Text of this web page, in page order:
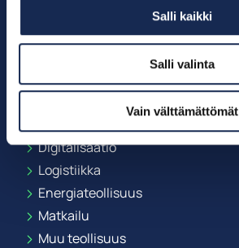
Salli kaikki
Salli valinta
Vain välttämättömät
Digitalisaatio
Logistiikka
Energiateollisuus
Matkailu
Muu teollisuus